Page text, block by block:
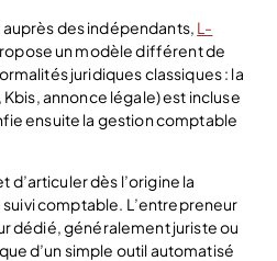
des indépendants, L-
un modèle différent de
juridiques classiques : la
Kbis, annonce légale) est incluse
ensuite la gestion comptable
dès l’origine la
comptable. L’entrepreneur
dédié, généralement juriste ou
d’un simple outil automatisé